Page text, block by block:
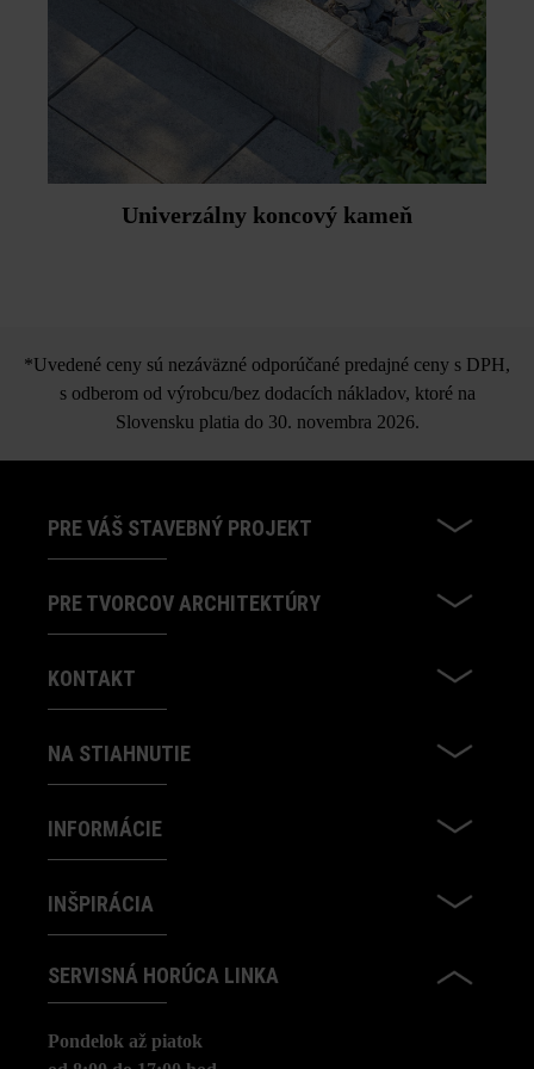
Univerzálny koncový kameň
*Uvedené ceny sú nezáväzné odporúčané predajné ceny s DPH,
s odberom od výrobcu/bez dodacích nákladov, ktoré na
Slovensku platia do 30. novembra 2026.
PRE VÁŠ STAVEBNÝ PROJEKT
PRE TVORCOV ARCHITEKTÚRY
KONTAKT
NA STIAHNUTIE
INFORMÁCIE
INŠPIRÁCIA
SERVISNÁ HORÚCA LINKA
Pondelok až piatok